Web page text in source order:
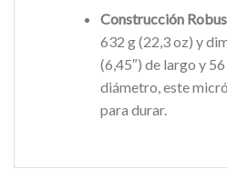
Construcción
632 g (22,3 oz) y
(6,45″) de largo y
diámetro, este
para durar.